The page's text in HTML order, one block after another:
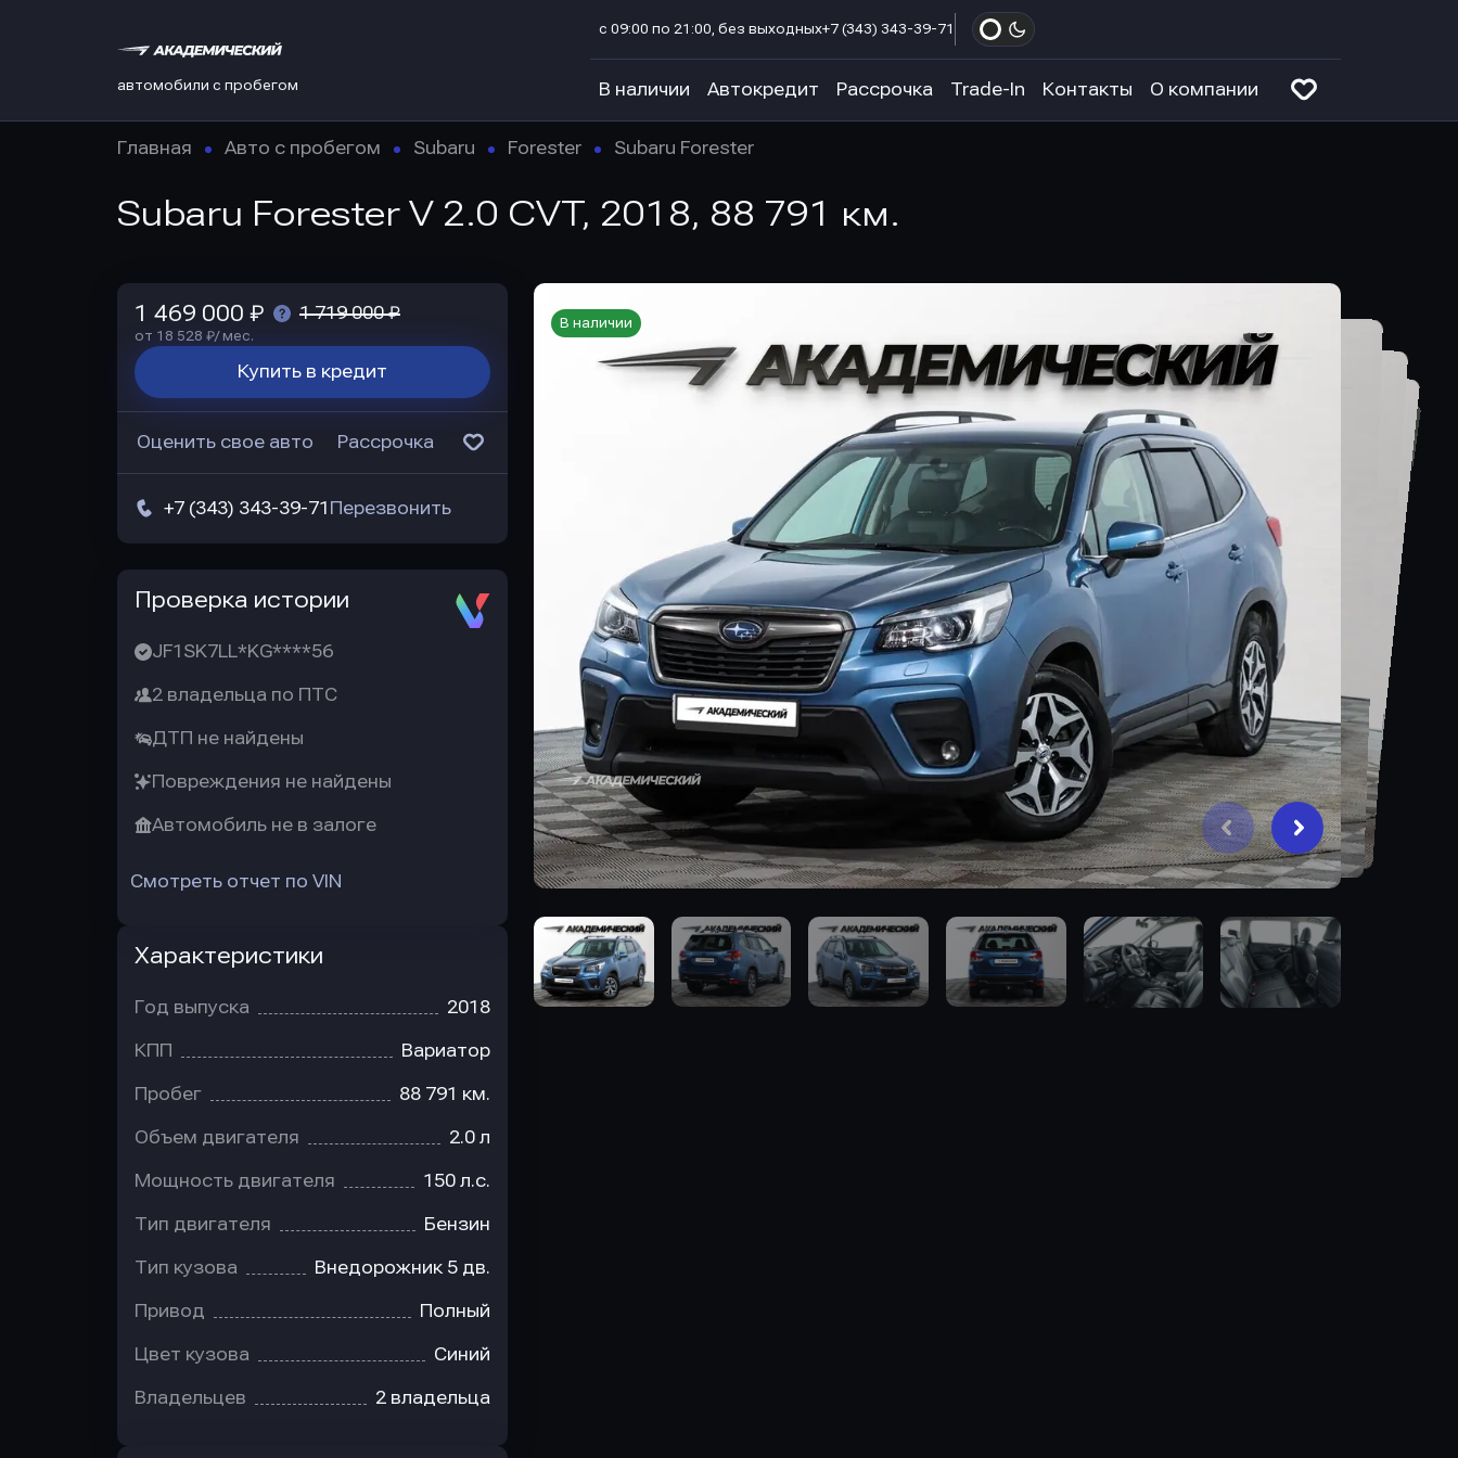
автомобили с пробегом
с 09:00 по 21:00, без выходных+7 (343) 343-39-71
В наличии Автокредит Рассрочка Trade-In Контакты О компании
Главная Авто с пробегом Subaru Forester Subaru Forester
Subaru Forester V 2.0 CVT, 2018, 88 791 км.
В наличии
1 469 000 ₽ 1 719 000 ₽
от 18 528 ₽/ мес.
Купить в кредит
Оценить свое авто Рассрочка
+7 (343) 343-39-71 Перезвонить
Проверка истории
JF1SK7LL*KG****56
2 владельца по ПТС
ДТП не найдены
Повреждения не найдены
Автомобиль не в залоге
Смотреть отчет по VIN
Характеристики
Год выпуска 2018
КПП Вариатор
Пробег 88 791 км.
Объем двигателя 2.0 л
Мощность двигателя 150 л.с.
Тип двигателя Бензин
Тип кузова Внедорожник 5 дв.
Привод Полный
Цвет кузова Синий
Владельцев 2 владельца